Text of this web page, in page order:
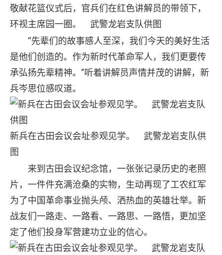
敬献花篮仪式后，官兵们在红色讲解员的带领下，
环视主席园一圈。 武警龙岩支队供图
“先辈们的故事感人至深，我们今天的美好生活
是他们创造的。作为新时代革命军人，我们更要传
承弘扬先辈精神。”听着讲解员声情并茂的讲解，新
兵岑思位感叹道。
新兵在古田会议会址参观见学。 武警龙岩支队供
图
来到古田会议纪念馆，一张张记录历史的老照
片，一件件充满沧桑的实物，生动再现了工农红军
为了中国革命事业抛头颅、洒热血的英雄壮举。新
战友们一路走、一路看、一路思、一路悟，更加坚
定了他们投身军营建功立业的信心。